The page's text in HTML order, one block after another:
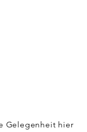
Gelegenheit hier